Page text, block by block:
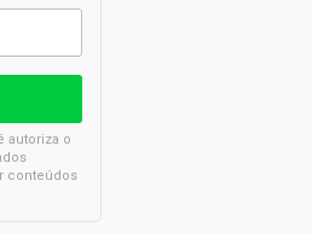
autoriza o
conteúdos